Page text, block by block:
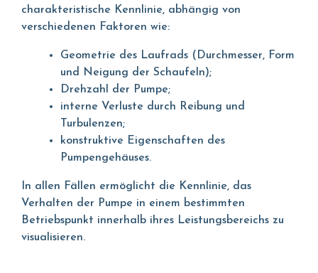
charakteristische Kennlinie, abhängig von
verschiedenen Faktoren wie:
Geometrie des Laufrads (Durchmesser, Form
und Neigung der Schaufeln);
Drehzahl der Pumpe;
interne Verluste durch Reibung und
Turbulenzen;
konstruktive Eigenschaften des
Pumpengehäuses.
In allen Fällen ermöglicht die Kennlinie, das
Verhalten der Pumpe in einem bestimmten
Betriebspunkt innerhalb ihres Leistungsbereichs zu
visualisieren.